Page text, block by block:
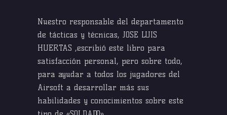
Nuestro responsable del departamento
de tácticas y técnicas, JOSE LUIS
HUERTAS ,escribió este libro para
satisfacción personal, pero sobre todo,
para ayudar a todos los jugadores del
Airsoft a desarrollar más sus
habilidades y conocimientos sobre este